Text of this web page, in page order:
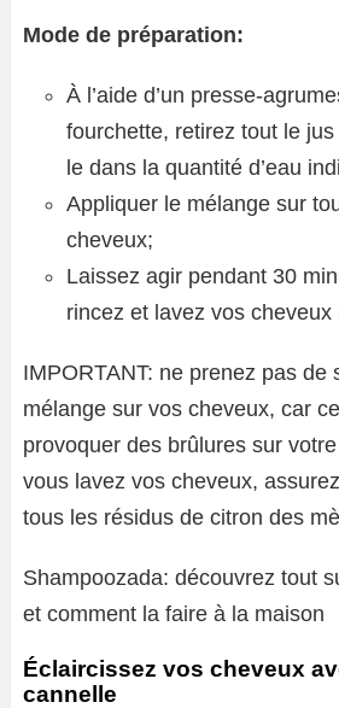
Mode de préparation:
À l’aide d’un presse-
fourchette, retirez tout le
le dans la quantité d’eau
Appliquer le mélange sur
cheveux;
Laissez agir pendant 30
rincez et lavez vos cheveux
IMPORTANT: ne prenez pas de
mélange sur vos cheveux, car
provoquer des brûlures sur
vous lavez vos cheveux,
tous les résidus de citron des
Shampoozada: découvrez tout
et comment la faire à la maison
Éclaircissez vos cheveux
cannelle